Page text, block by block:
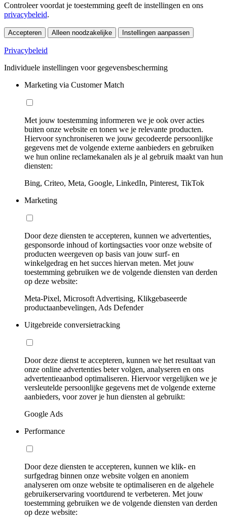
Controleer voordat je toestemming geeft de instellingen en ons
privacybeleid.
Accepteren Alleen noodzakelijke Instellingen aanpassen
Privacybeleid
Individuele instellingen voor gegevensbescherming
Marketing via Customer Match
Met jouw toestemming informeren we je ook over acties
buiten onze website en tonen we je relevante producten.
Hiervoor synchroniseren we jouw gecodeerde persoonlijke
gegevens met de volgende externe aanbieders en gebruiken
we hun online reclamekanalen als je al gebruik maakt van hun
diensten:
Bing, Criteo, Meta, Google, LinkedIn, Pinterest, TikTok
Marketing
Door deze diensten te accepteren, kunnen we advertenties,
gesponsorde inhoud of kortingsacties voor onze website of
producten weergeven op basis van jouw surf- en
winkelgedrag en het succes hiervan meten. Met jouw
toestemming gebruiken we de volgende diensten van derden
op deze website:
Meta-Pixel, Microsoft Advertising, Klikgebaseerde
productaanbevelingen, Ads Defender
Uitgebreide conversietracking
Door deze dienst te accepteren, kunnen we het resultaat van
onze online advertenties beter volgen, analyseren en ons
advertentieaanbod optimaliseren. Hiervoor vergelijken we je
versleutelde persoonlijke gegevens met de volgende externe
aanbieders, voor zover je hun diensten al gebruikt:
Google Ads
Performance
Door deze diensten te accepteren, kunnen we klik- en
surfgedrag binnen onze website volgen en anoniem
analyseren om onze website te optimaliseren en de algehele
gebruikerservaring voortdurend te verbeteren. Met jouw
toestemming gebruiken we de volgende diensten van derden
op deze website: